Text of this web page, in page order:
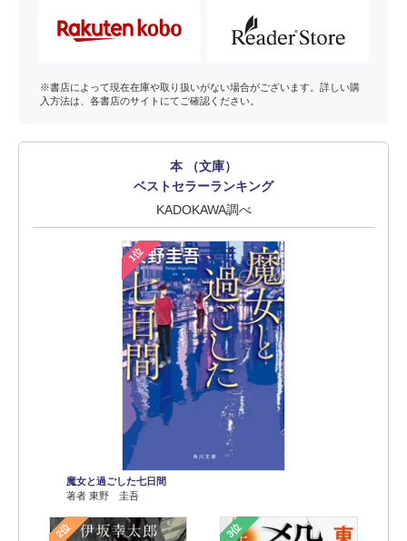
※書店によって現在在庫や取り扱いがない場合がございます。詳しい購
入方法は、各書店のサイトにてご確認ください。
本 （文庫）
ベストセラーランキング
KADOKAWA調べ
1位
魔女と過ごした七日間
著者 東野 圭吾
2位 3位